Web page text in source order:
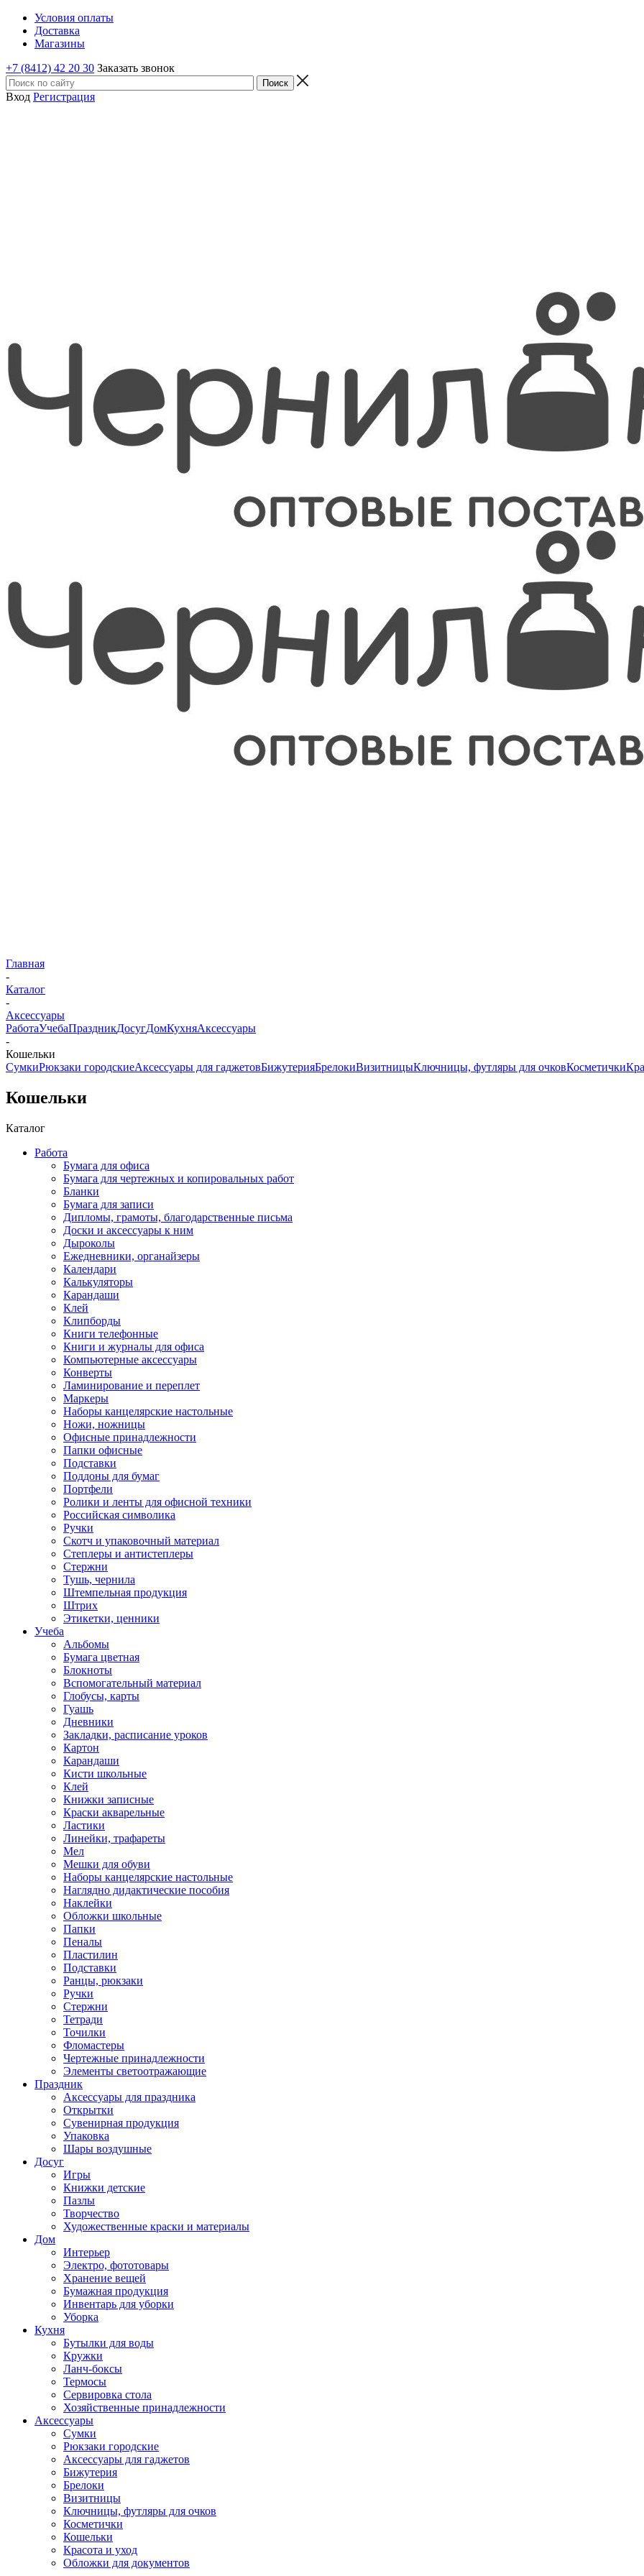
Условия оплаты
Доставка
Магазины
+7 (8412) 42 20 30 Заказать звонок
Вход Регистрация
Главная
-
Каталог
-
Аксессуары
РаботаУчебаПраздникДосугДомКухняАксессуары
-
Кошельки
СумкиРюкзаки городскиеАксессуары для гаджетовБижутерияБрелокиВизитницыКлючницы, футляры для очковКосметички
Кошельки
Каталог
Работа
Бумага для офиса
Бумага для чертежных и копировальных работ
Бланки
Бумага для записи
Дипломы, грамоты, благодарственные письма
Доски и аксессуары к ним
Дыроколы
Ежедневники, органайзеры
Календари
Калькуляторы
Карандаши
Клей
Клипборды
Книги телефонные
Книги и журналы для офиса
Компьютерные аксессуары
Конверты
Ламинирование и переплет
Маркеры
Наборы канцелярские настольные
Ножи, ножницы
Офисные принадлежности
Папки офисные
Подставки
Поддоны для бумаг
Портфели
Ролики и ленты для офисной техники
Российская символика
Ручки
Скотч и упаковочный материал
Степлеры и антистеплеры
Стержни
Тушь, чернила
Штемпельная продукция
Штрих
Этикетки, ценники
Учеба
Альбомы
Бумага цветная
Блокноты
Вспомогательный материал
Глобусы, карты
Гуашь
Дневники
Закладки, расписание уроков
Картон
Карандаши
Кисти школьные
Клей
Книжки записные
Краски акварельные
Ластики
Линейки, трафареты
Мел
Мешки для обуви
Наборы канцелярские настольные
Наглядно дидактические пособия
Наклейки
Обложки школьные
Папки
Пеналы
Пластилин
Подставки
Ранцы, рюкзаки
Ручки
Стержни
Тетради
Точилки
Фломастеры
Чертежные принадлежности
Элементы светоотражающие
Праздник
Аксессуары для праздника
Открытки
Сувенирная продукция
Упаковка
Шары воздушные
Досуг
Игры
Книжки детские
Пазлы
Творчество
Художественные краски и материалы
Дом
Интерьер
Электро, фототовары
Хранение вещей
Бумажная продукция
Инвентарь для уборки
Уборка
Кухня
Бутылки для воды
Кружки
Ланч-боксы
Термосы
Сервировка стола
Хозяйственные принадлежности
Аксессуары
Сумки
Рюкзаки городские
Аксессуары для гаджетов
Бижутерия
Брелоки
Визитницы
Ключницы, футляры для очков
Косметички
Кошельки
Красота и уход
Обложки для документов